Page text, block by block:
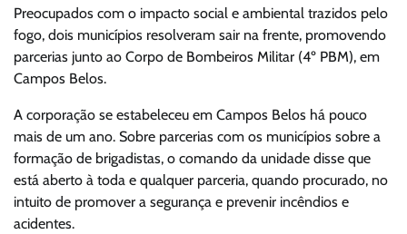
Preocupados com o impacto social e ambiental trazidos pelo
fogo, dois municípios resolveram sair na frente, promovendo
parcerias junto ao Corpo de Bombeiros Militar (4º PBM), em
Campos Belos.
A corporação se estabeleceu em Campos Belos há pouco
mais de um ano. Sobre parcerias com os municípios sobre a
formação de brigadistas, o comando da unidade disse que
está aberto à toda e qualquer parceria, quando procurado, no
intuito de promover a segurança e prevenir incêndios e
acidentes.